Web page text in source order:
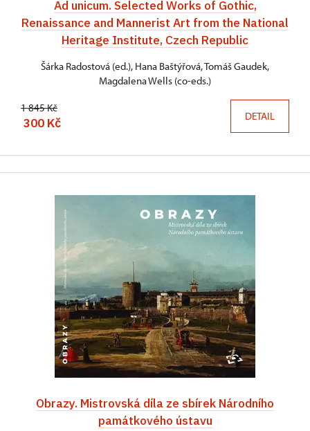
Ad unicum. Selected Works of Gothic,
Renaissance and Mannerist Art from the National
Heritage Institute, Czech Republic
Šárka Radostová (ed.), Hana Baštýřová, Tomáš Gaudek,
Magdalena Wells (co-eds.)
1 845 Kč
300 Kč DETAIL
Obrazy. Mistrovská díla ze sbírek Národního
památkového ústavu